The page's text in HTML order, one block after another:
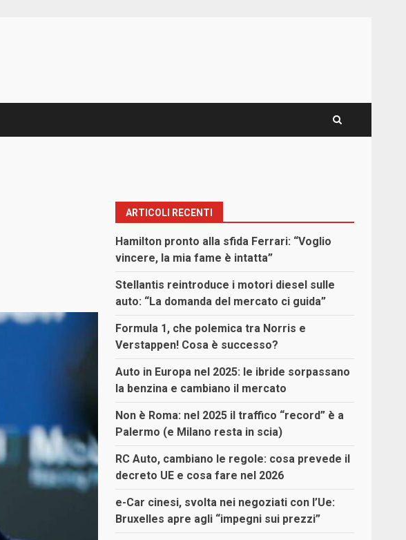
ARTICOLI RECENTI
Hamilton pronto alla sfida Ferrari: “Voglio
vincere, la mia fame è intatta”
Stellantis reintroduce i motori diesel sulle
auto: “La domanda del mercato ci guida”
Formula 1, che polemica tra Norris e
Verstappen! Cosa è successo?
Auto in Europa nel 2025: le ibride sorpassano
la benzina e cambiano il mercato
Non è Roma: nel 2025 il traffico “record” è a
Palermo (e Milano resta in scia)
RC Auto, cambiano le regole: cosa prevede il
decreto UE e cosa fare nel 2026
e-Car cinesi, svolta nei negoziati con l’Ue:
Bruxelles apre agli “impegni sui prezzi”